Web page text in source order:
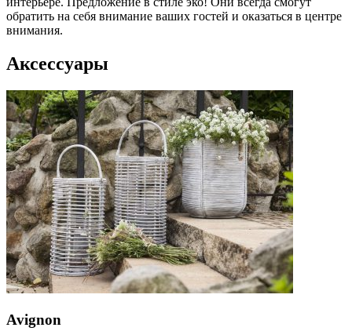
обратить на себя внимание ваших гостей и оказаться в центре
внимания.
Аксессуары
Avignon